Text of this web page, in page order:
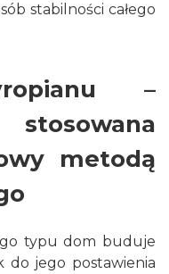
stabilności całego
–
metodą
typu dom buduje
do jego postawienia